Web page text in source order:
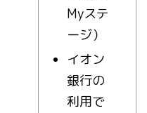
Myステ
ージ）
イオン
銀行の
利用で